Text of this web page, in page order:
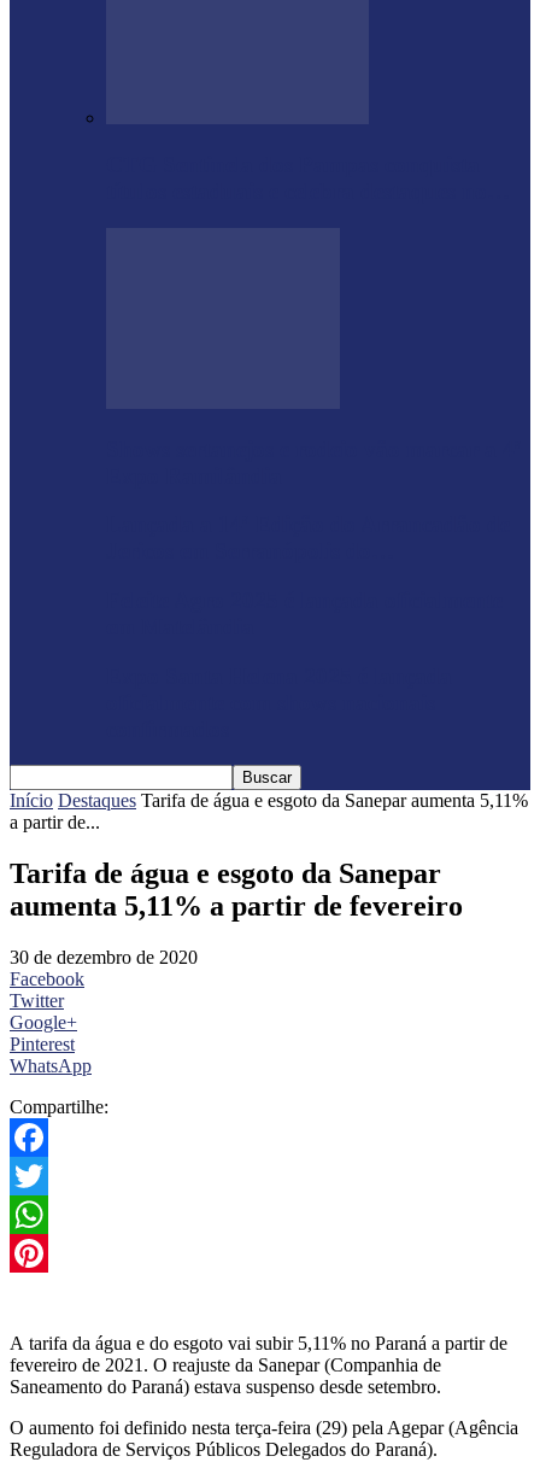
Início Destaques Tarifa de água e esgoto da Sanepar aumenta 5,11%
a partir de...
Tarifa de água e esgoto da Sanepar
aumenta 5,11% a partir de fevereiro
30 de dezembro de 2020
Facebook
Twitter
Google+
Pinterest
WhatsApp
Compartilhe:
Facebook
Twitter
WhatsApp
A tarifa da água e do esgoto vai subir 5,11% no Paraná a partir de
fevereiro de 2021. O reajuste da Sanepar (Companhia de
Saneamento do Paraná) estava suspenso desde setembro.
O aumento foi definido nesta terça-feira (29) pela Agepar (Agência
Reguladora de Serviços Públicos Delegados do Paraná).